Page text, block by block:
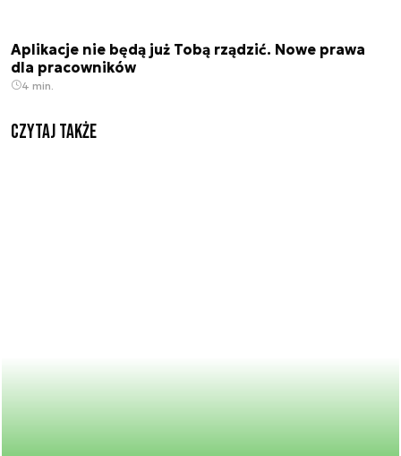
Aplikacje nie będą już Tobą rządzić. Nowe prawa
dla pracowników
4 min.
Czytaj także